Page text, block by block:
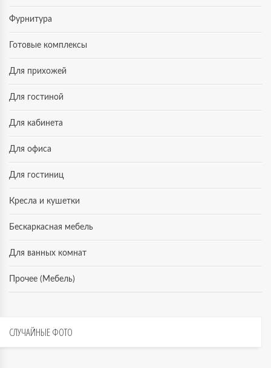
Фурнитура
Готовые комплексы
Для прихожей
Для гостиной
Для кабинета
Для офиса
Для гостиниц
Кресла и кушетки
Бескаркасная мебель
Для ванных комнат
Прочее (Мебель)
СЛУЧАЙНЫЕФОТО